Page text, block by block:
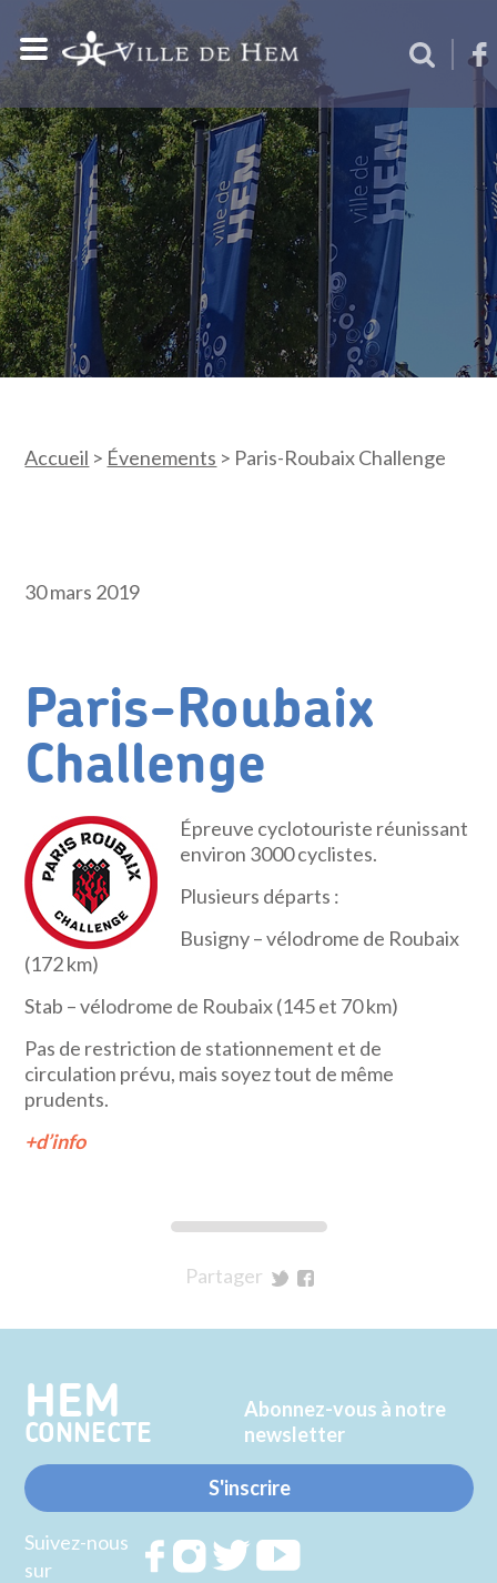
Accueil > Évenements > Paris-Roubaix Challenge
30 mars 2019
Paris-Roubaix
Challenge
Épreuve cyclotouriste réunissant
environ 3000 cyclistes.
Plusieurs départs :
Busigny – vélodrome de Roubaix
(172 km)
Stab – vélodrome de Roubaix (145 et 70 km)
Pas de restriction de stationnement et de
circulation prévu, mais soyez tout de même
prudents.
+d’info
Partager
Twitter
Facebook
HEM
CONNECTE
Abonnez-vous à notre
newsletter
S'inscrire
Suivez-nous
sur
RejoignezRejoignezRejoignez